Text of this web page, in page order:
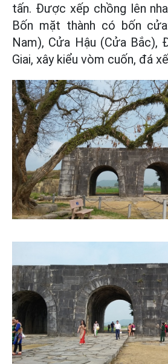
tấn. Được xếp chồng lên
Bốn mặt thành có bốn
Nam), Cửa Hậu (Cửa Bắc),
Giai, xây kiểu vòm cuốn, đá